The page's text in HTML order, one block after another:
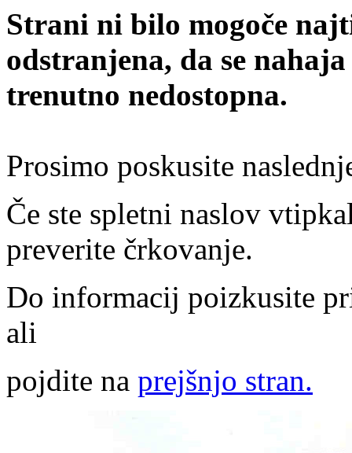
Strani ni bilo mogoče
odstranjena, da se
trenutno nedostopna.
Prosimo poskusite
Če ste spletni naslov
preverite črkovanje.
Do informacij poizkusite
ali
pojdite na prejšnjo stran.